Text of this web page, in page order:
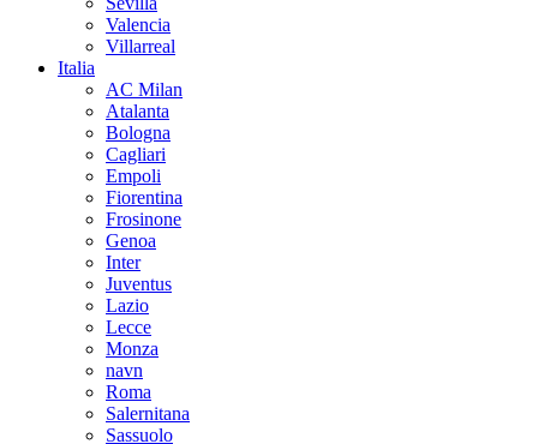
Valencia
Villarreal
Italia
AC Milan
Atalanta
Bologna
Cagliari
Empoli
Fiorentina
Frosinone
Genoa
Inter
Juventus
Lazio
Lecce
Monza
navn
Roma
Salernitana
Sassuolo